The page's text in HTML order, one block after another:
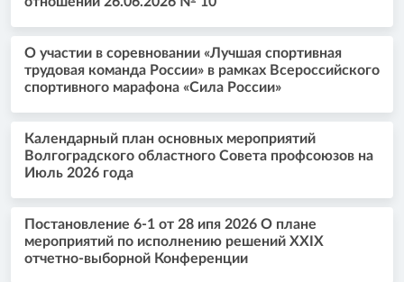
О участии в соревновании «Лучшая спортивная
трудовая команда России» в рамках Всероссийского
спортивного марафона «Сила России»
Календарный план основных мероприятий
Волгоградского областного Совета профсоюзов на
Июль 2026 года
Постановление 6-1 от 28 ипя 2026 О плане
мероприятий по исполнению решений XXIX
отчетно-выборной Конференции